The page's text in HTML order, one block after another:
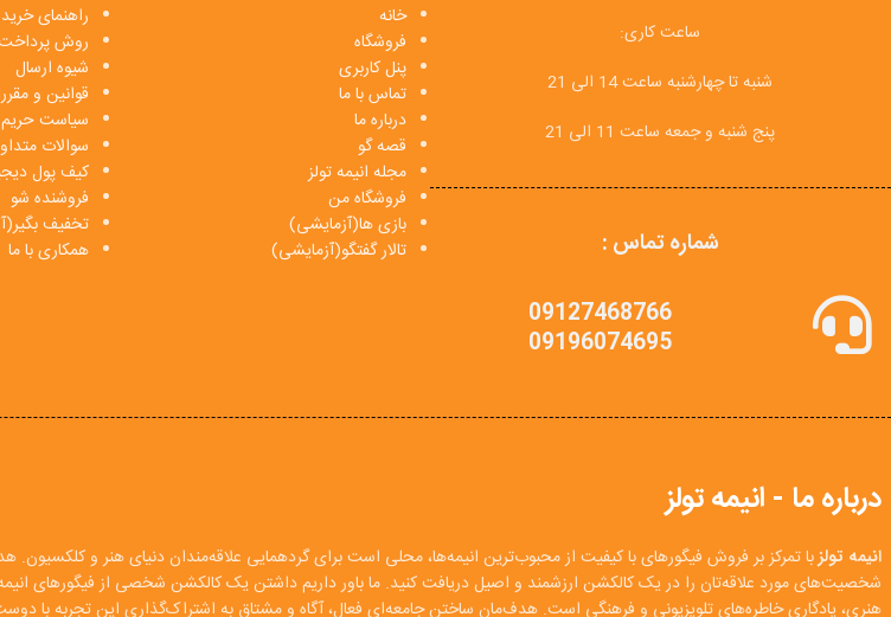
ساعت کاری:
شنبه تا چهارشنبه ساعت 14 الی 21
پنج شنبه و جمعه ساعت 11 الی 21
شماره تماس :
09127468766
09196074695
خانه
فروشگاه
پنل کاربری
تماس با ما
درباره ما
قصه گو
مجله انیمه تولز
فروشگاه من
بازی ها(آزمایشی)
تالار گفتگو(آزمایشی)
راهنمای خرید
روش
شیوه ارسال
قوانین و
سیاست حریم
سوالات
کیف پول
فروشنده شو
تخفیف
همکاری با ما
درباره ما - انیمه تولز
انیمه تولزبا تمرکز بر فروش فیگورهای با کیفیت از محبوب‌ترین انیمه‌ها، محلی است برای گردهمایی علاقه‌مندان دنیای هنر و کلکسیون.
شخصیت‌های مورد علاقه‌تان را در یک کالکشن ارزشمند و اصیل دریافت کنید. ما باور داریم داشتن یک کالکشن شخصی از فیگورهای
هنری، یادگاری خاطره‌های تلویزیونی و فرهنگی است. هدف‌مان ساختن جامعه‌ای فعال، آگاه و مشتاق به اشتراک‌گذاری این تجربه با